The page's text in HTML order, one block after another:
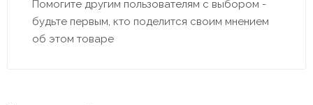
Помогите другим пользователям с выбором -
будьте первым, кто поделится своим мнением
об этом товаре